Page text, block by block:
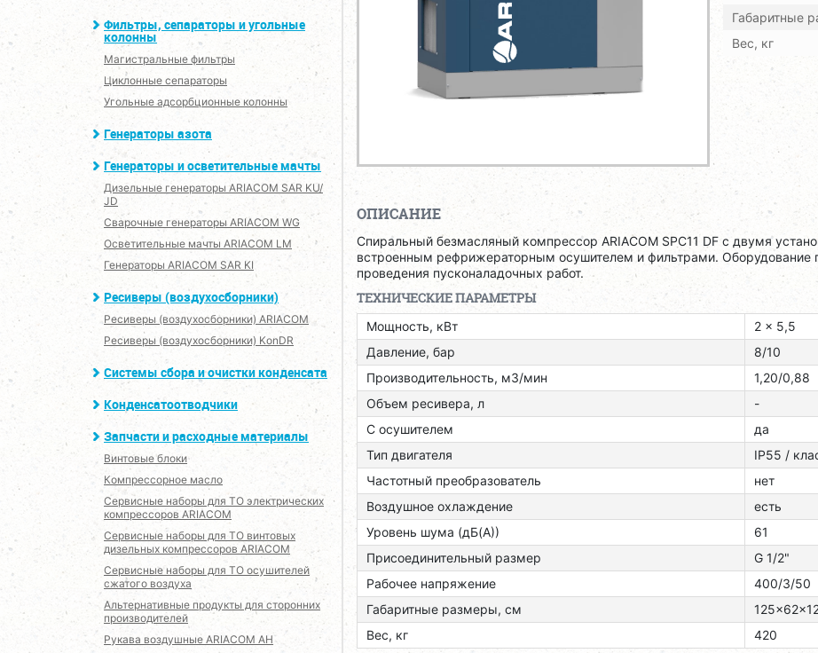
Фильтры, сепараторы и угольные
колонны
Магистральные фильтры
Циклонные сепараторы
Угольные адсорбционные колонны
Генераторы азота
Генераторы и осветительные мачты
Дизельные генераторы ARIACOM SAR KU/
JD
Сварочные генераторы ARIACOM WG
Осветительные мачты ARIACOM LM
Генераторы ARIACOM SAR KI
Ресиверы (воздухосборники)
Ресиверы (воздухосборники) ARIACOM
Ресиверы (воздухосборники) KonDR
Системы сбора и очистки конденсата
Конденсатоотводчики
Запчасти и расходные материалы
Винтовые блоки
Компрессорное масло
Сервисные наборы для ТО электрических
компрессоров ARIACOM
Сервисные наборы для ТО винтовых
дизельных компрессоров ARIACOM
Сервисные наборы для ТО осушителей
сжатого воздуха
Альтернативные продукты для сторонних
производителей
Рукава воздушные ARIACOM AH
Габаритные
Вес, кг
ОПИСАНИЕ
Спиральный безмасляный компрессор ARIACOM SPC11 DF с двумя
встроенным рефрижераторным осушителем и фильтрами. Оборудование
проведения пусконаладочных работ.
ТЕХНИЧЕСКИЕ ПАРАМЕТРЫ
Мощность, кВт
2 x 5,5
Давление, бар
8/10
Производительность, м3/мин
1,20/0,88
Объем ресивера, л
-
С осушителем
да
Тип двигателя
ІР55 /
Частотный преобразователь
нет
Воздушное охлаждение
есть
Уровень шума (дБ(А))
61
Присоединительный размер
G 1/2"
Рабочее напряжение
400/3/50
Габаритные размеры, см
Вес, кг
420